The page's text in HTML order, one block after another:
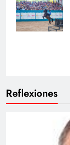
Reflexiones